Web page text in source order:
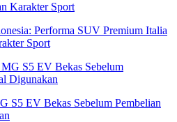
Performa SUV Premium Italia
Sport
S5 EV Bekas Sebelum Pembelian